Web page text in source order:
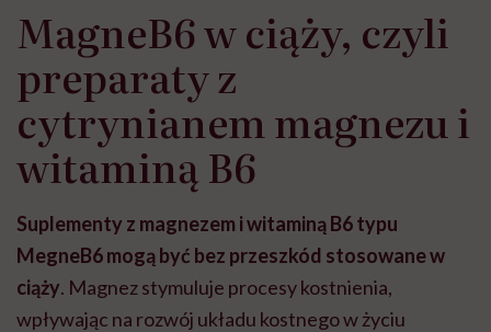
MagneB6 w ciąży, czyli
preparaty z
cytrynianem magnezu i
witaminą B6
Suplementy z magnezem i witaminą B6 typu
MegneB6 mogą być bez przeszkód stosowane w
ciąży. Magnez stymuluje procesy kostnienia,
wpływając na rozwój układu kostnego w życiu